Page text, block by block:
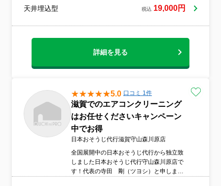
して頂いたお客様と長く付き合って行きた
井埋め込み型対応致します。ホテル、旅
館、ゲストハウス様からも信頼していただ
付き合いを大切にしてきました。これから
も地元京都の皆さんと心を込めた対応を行
ーン洛南 代表 山口貴由
天井埋込型 税込 19,000円
詳細を見る
5.0 口コミ 1件
滋賀でのエアコンクリーニング
はお任せくださいキャンペーン
中でお得
日本おそうじ代行滋賀守山森川原店
全国展開中の日本おそうじ代行から独立致
しました日本おそうじ代行守山森川原店で
す！代表の寺田 剛（ツヨシ）と申しま